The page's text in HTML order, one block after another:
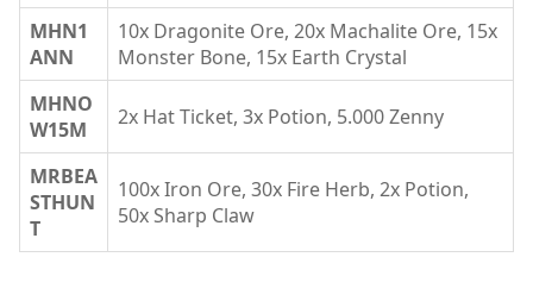
MHN1
ANN
10x Dragonite Ore, 20x Machalite Ore, 15x
Monster Bone, 15x Earth Crystal
MHNO
W15M
2x Hat Ticket, 3x Potion, 5.000 Zenny
MRBEA
STHUN
T
100x Iron Ore, 30x Fire Herb, 2x Potion,
50x Sharp Claw